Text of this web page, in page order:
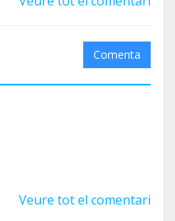
Comenta
Veure tot el comentari